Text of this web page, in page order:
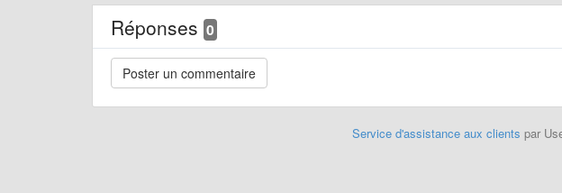
Réponses 0
Service d'assistance aux clients par